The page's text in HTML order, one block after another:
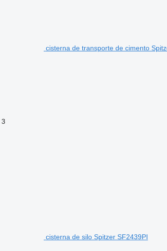
cisterna de transporte de cimento
3
cisterna de silo Spitzer SF2439PI